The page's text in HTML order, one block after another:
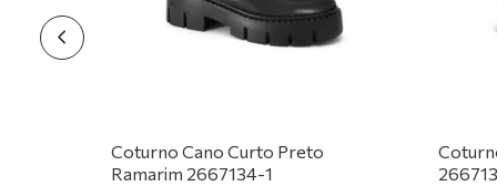
Coturno Cano Curto Preto
Ramarim 2667134-1